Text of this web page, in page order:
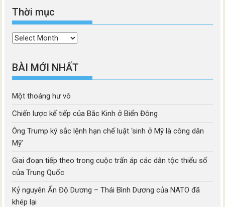
Thời mục
Thời
BÀI MỚI NHẤT
Một thoáng hư vô
Chiến lược kế tiếp của Bắc Kinh ở Biển Đông
Ông Trump ký sắc lệnh hạn chế luật ‘sinh ở Mỹ là công dân
Mỹ’
Giai đoạn tiếp theo trong cuộc trấn áp các dân tộc thiểu số
của Trung Quốc
Kỷ nguyên Ấn Độ Dương – Thái Bình Dương của NATO đã
khép lại